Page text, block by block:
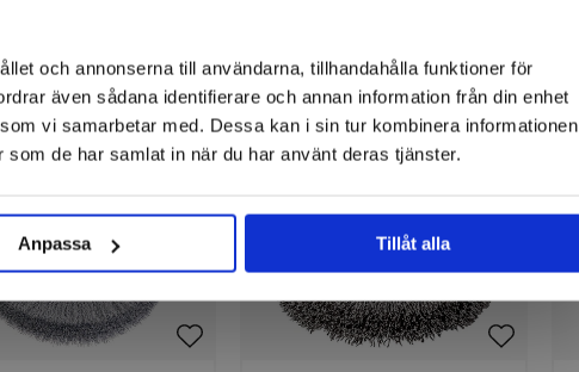
och annonserna till användarna, tillhandahålla funktioner för
även sådana identifierare och annan information från din enhet
vi samarbetar med. Dessa kan i sin tur kombinera informationen
de har samlat in när du har använt deras tjänster.
Anpassa Tillåt alla